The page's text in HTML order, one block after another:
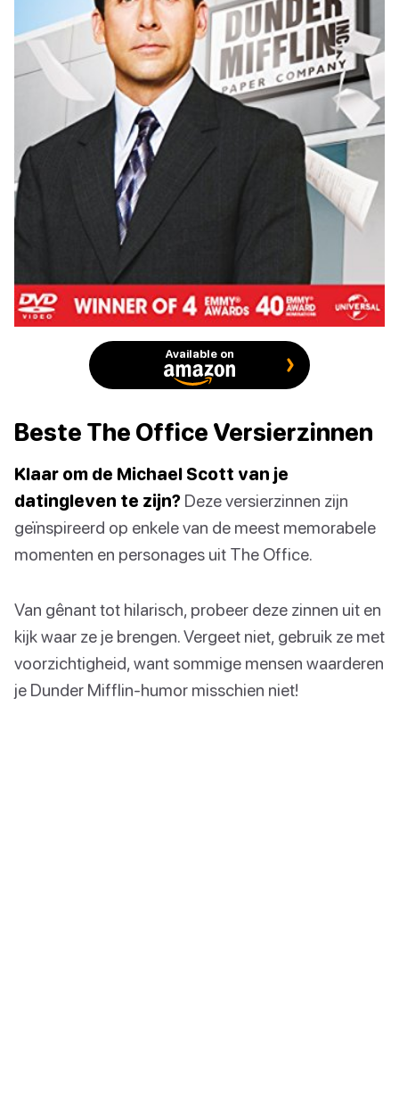
Available on
Beste The Office Versierzinnen
Klaar om de Michael Scott van je
datingleven te zijn? Deze versierzinnen zijn
geïnspireerd op enkele van de meest memorabele
momenten en personages uit The Office.
Van gênant tot hilarisch, probeer deze zinnen uit en
kijk waar ze je brengen. Vergeet niet, gebruik ze met
voorzichtigheid, want sommige mensen waarderen
je Dunder Mifflin-humor misschien niet!